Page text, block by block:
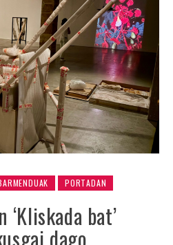
PORTADAN
‘Kliskada bat’
dago